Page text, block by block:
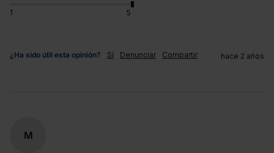
1 5
¿Ha sido útil esta opinión? Sí Denunciar Compartir hace 2 años
M